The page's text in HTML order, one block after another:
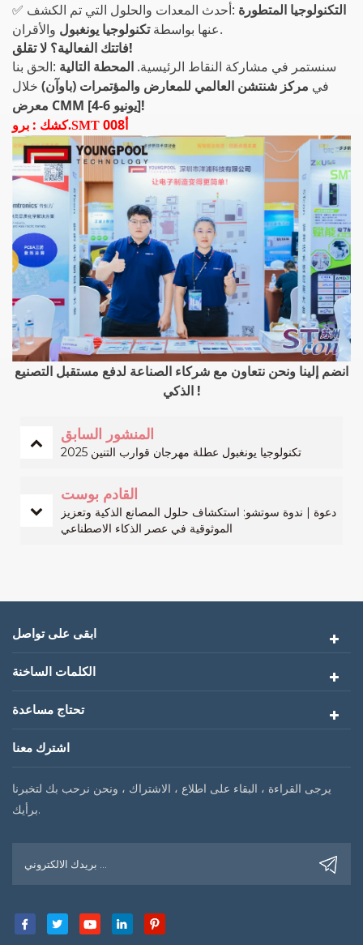
✅
التكنولوجيا المتطورة :أحدث المعدات والحلول التي تم الكشف
عنها بواسطةتكنولوجيا يونغبول
والأقران.
فاتتك الفعالية؟ لا تقلق!
سنستمر في مشاركة النقاط الرئيسية. المحطة التالية :الحق بنا
في مركز شنتشن العالمي للمعارض والمؤتمرات (باوآن) خلال
معرض CMM [4-6 يونيو]!
كشك : برو.SMT أ008
انضم إلينا ونحن نتعاون مع شركاء الصناعة لدفع مستقبل التصنيع
الذكي !
المنشور السابق
تكنولوجيا يونغبول عطلة مهرجان قوارب التنين 2025
القادم بوست
دعوة | ندوة سوتشو: استكشاف حلول المصانع الذكية وتعزيز
الموثوقية في عصر الذكاء الاصطناعي
ابقى على تواصل
الكلمات الساخنة
تحتاج مساعدة
اشترك معنا
يرجى القراءة ، البقاء على اطلاع ، الاشتراك ، ونحن نرحب بك لتخبرنا
برأيك.